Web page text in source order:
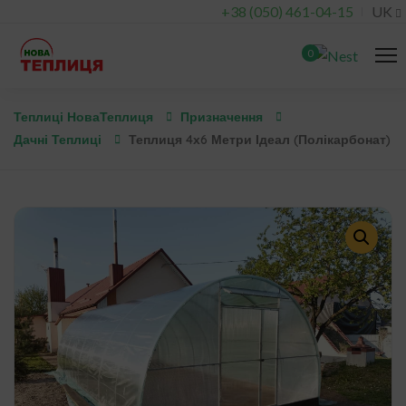
+38 (050) 461-04-15 UK
0
Теплиці НоваТеплиця
Призначення
Дачні Теплиці
Теплиця 4х6 Метри Ідеал (полікарбонат)